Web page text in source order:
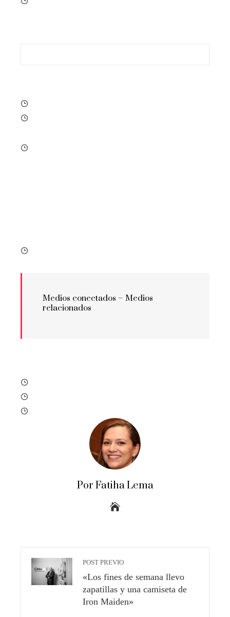
Medios conectados – Medios
relacionados
Por Fatiha Lema
POST PREVIO
«Los fines de semana llevo
zapatillas y una camiseta de
Iron Maiden»